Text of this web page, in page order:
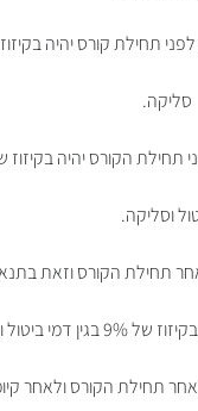
סליקה.
וסליקה.
ביטול וסליקה.